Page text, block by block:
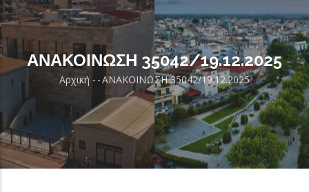
ΑΝΑΚΟΙΝΩΣΗ 35042/19.12.2025
Breadcrumb
Αρχική - -ΑΝΑΚΟΙΝΩΣΗ 35042/19.12.2025